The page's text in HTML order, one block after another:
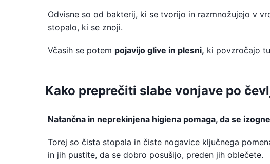
Odvisne so od bakterij, ki se tvorijo in razmnožujejo v
stopalo, ki se znoji.
Včasih se potem pojavijo glive in plesni, ki povzročajo
Kako preprečiti slabe vonjave po
Natančna in neprekinjena higiena pomaga, da se
Torej so čista stopala in čiste nogavice ključnega
in jih pustite, da se dobro posušijo, preden jih oblečete.